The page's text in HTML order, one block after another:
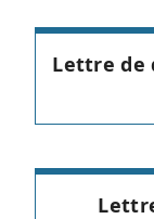
Lettre de